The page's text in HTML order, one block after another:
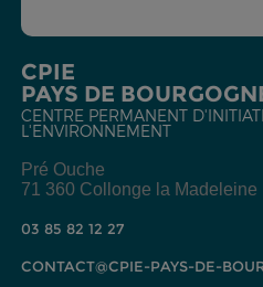
CPIE
PAYS DE
CENTRE PERMANENT
L'ENVIRONNEMENT
Pré Ouche
71 360 Collonge la Madeleine
03 85 82 12 27
CONTACT@CPIE-PAYS-DE-